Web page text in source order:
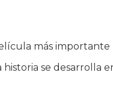
más importante
historia se desarrolla